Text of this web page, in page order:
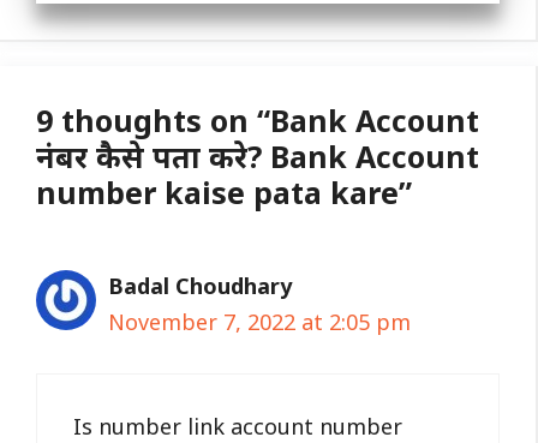
9 thoughts on “Bank Account
नंबर कैसे पता करे? Bank Account
number kaise pata kare”
Badal Choudhary
November 7, 2022 at 2:05 pm
Is number link account number